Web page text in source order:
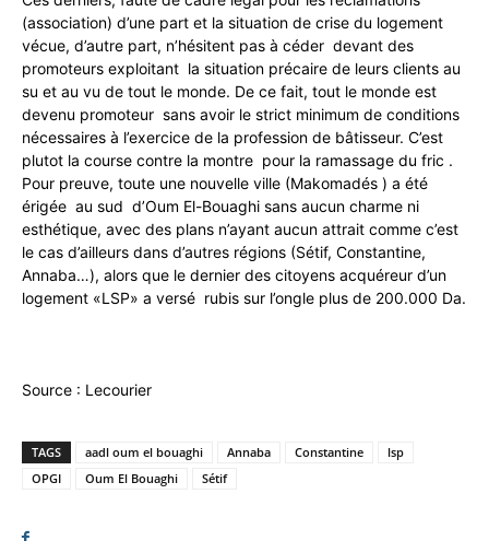
(association) d’une part et la situation de crise du logement
vécue, d’autre part, n’hésitent pas à céder devant des
promoteurs exploitant la situation précaire de leurs clients au
su et au vu de tout le monde. De ce fait, tout le monde est
devenu promoteur sans avoir le strict minimum de conditions
nécessaires à l’exercice de la profession de bâtisseur. C’est
plutot la course contre la montre pour la ramassage du fric .
Pour preuve, toute une nouvelle ville (Makomadés ) a été
érigée au sud d’Oum El-Bouaghi sans aucun charme ni
esthétique, avec des plans n’ayant aucun attrait comme c’est
le cas d’ailleurs dans d’autres régions (Sétif, Constantine,
Annaba…), alors que le dernier des citoyens acquéreur d’un
logement «LSP» a versé rubis sur l’ongle plus de 200.000 Da.
Source : Lecourier
TAGS aadl oum el bouaghi Annaba Constantine
lsp
OPGI
Oum El Bouaghi Sétif